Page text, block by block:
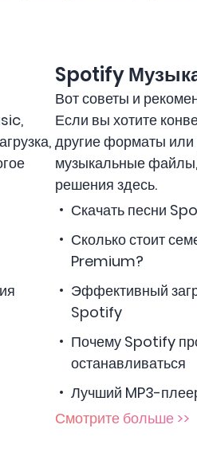
Spotify
Вот советы и
Если вы хотите
другие форматы или
музыкальные
решения здесь.
Скачать песни
Сколько стоит
Premium?
Эффективный
Spotify
Почему Spotify
останавливаться
Лучший MP3-
Смотрите больше >>